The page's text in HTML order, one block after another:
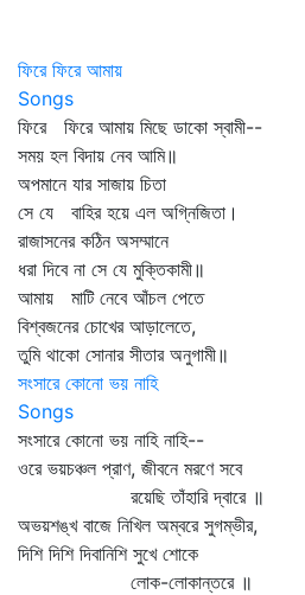
ফিরে ফিরে আমায়
Songs
ফিরে ফিরে আমায় মিছে ডাকো স্বামী--
সময় হল বিদায় নেব আমি॥
অপমানে যার সাজায় চিতা
সে যে বাহির হয়ে এল অগ্নিজিতা।
রাজাসনের কঠিন অসম্মানে
ধরা দিবে না সে যে মুক্তিকামী॥
আমায় মাটি নেবে আঁচল পেতে
বিশ্বজনের চোখের আড়ালেতে,
তুমি থাকো সোনার সীতার অনুগামী॥
সংসারে কোনো ভয় নাহি
Songs
সংসারে কোনো ভয় নাহি নাহি--
ওরে ভয়চঞ্চল প্রাণ, জীবনে মরণে সবে
রয়েছি তাঁহারি দ্বারে ॥
অভয়শঙ্খ বাজে নিখিল অম্বরে সুগম্ভীর,
দিশি দিশি দিবানিশি সুখে শোকে
লোক-লোকান্তরে ॥